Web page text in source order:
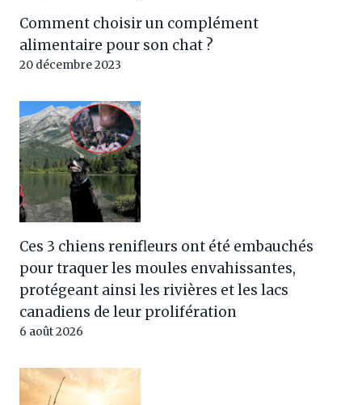
Comment choisir un complément
alimentaire pour son chat ?
20 décembre 2023
Ces 3 chiens renifleurs ont été embauchés
pour traquer les moules envahissantes,
protégeant ainsi les rivières et les lacs
canadiens de leur prolifération
6 août 2026